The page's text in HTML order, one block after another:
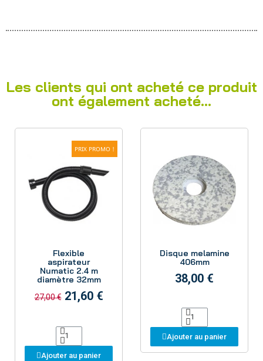
Les clients qui ont acheté ce produit
ont également acheté...
PRIX PROMO !
Flexible
aspirateur
Numatic 2.4 m
diamètre 32mm
27,00 € 21,60 €
Ajouter au panier
Disque melamine
406mm
38,00 €
Ajouter au panier